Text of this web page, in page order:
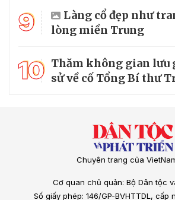
9
Làng cổ đẹp như
lòng miền Trung
10 Thăm không gian lưu
sử về cố Tổng Bí thư
Chuyên trang của
Cơ quan chủ quản: Bộ Dân tộc
Số giấy phép: 146/GP-BVHTTDL, cấp